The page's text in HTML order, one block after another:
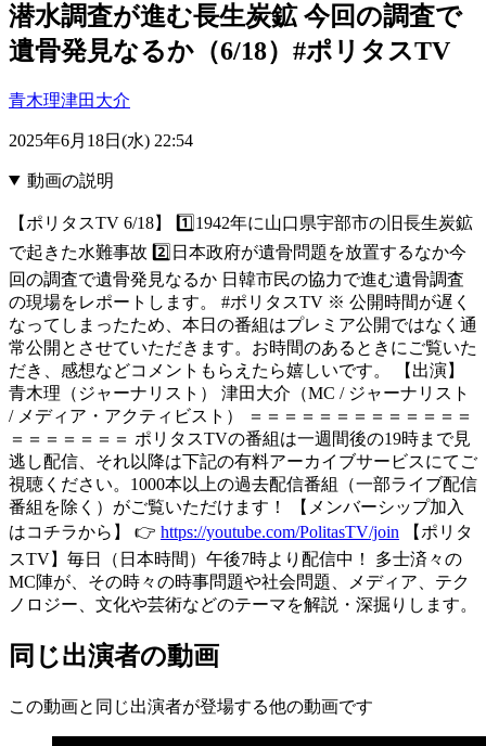
潜水調査が進む長生炭鉱 今回の調査で
遺骨発見なるか（6/18）#ポリタスTV
青木理津田大介
2025年6月18日(水) 22:54
動画の説明
【ポリタスTV 6/18】 1️⃣1942年に山口県宇部市の旧長生炭鉱
で起きた水難事故 2️⃣日本政府が遺骨問題を放置するなか今
回の調査で遺骨発見なるか 日韓市民の協力で進む遺骨調査
の現場をレポートします。 #ポリタスTV ※ 公開時間が遅く
なってしまったため、本日の番組はプレミア公開ではなく通
常公開とさせていただきます。お時間のあるときにご覧いた
だき、感想などコメントもらえたら嬉しいです。 【出演】
青木理（ジャーナリスト） 津田大介（MC / ジャーナリスト
/ メディア・アクティビスト） ＝＝＝＝＝＝＝＝＝＝＝＝＝
＝＝＝＝＝＝＝ ポリタスTVの番組は一週間後の19時まで見
逃し配信、それ以降は下記の有料アーカイブサービスにてご
視聴ください。1000本以上の過去配信番組（一部ライブ配信
番組を除く）がご覧いただけます！ 【メンバーシップ加入
はコチラから】 👉 https://youtube.com/PolitasTV/join 【ポリタ
スTV】毎日（日本時間）午後7時より配信中！ 多士済々の
MC陣が、その時々の時事問題や社会問題、メディア、テク
ノロジー、文化や芸術などのテーマを解説・深掘りします。
同じ出演者の動画
この動画と同じ出演者が登場する他の動画です